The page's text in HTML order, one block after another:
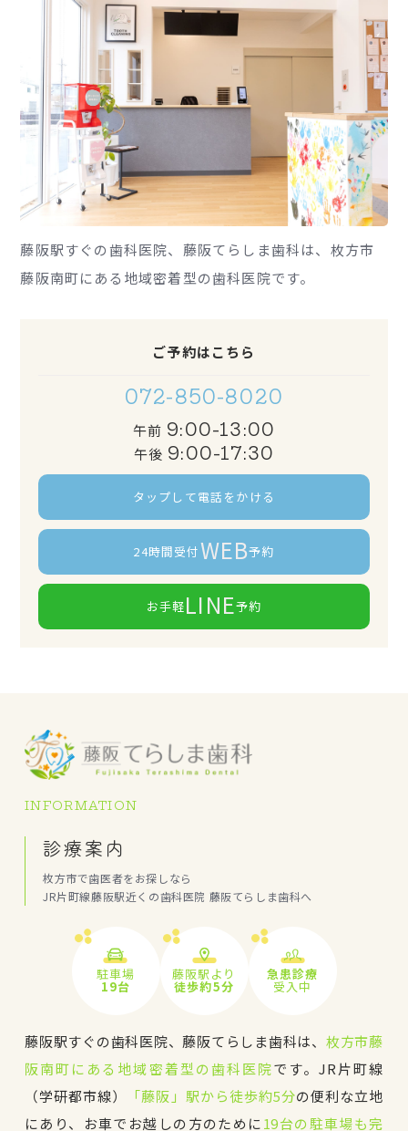
藤阪駅すぐの歯科医院、藤阪てらしま歯科は、枚方市
藤阪南町にある地域密着型の歯科医院です。
ご予約はこちら
072-850-8020
午前 9:00-13:00
午後 9:00-17:30
タップして電話をかける
24時間受付WEB予約
お手軽LINE予約
INFORMATION
診療案内
枚方市で歯医者をお探しなら
JR片町線藤阪駅近くの歯科医院 藤阪てらしま歯科へ
駐車場
19台
藤阪駅より
徒歩約5分
急患診療
受入中
藤阪駅すぐの歯科医院、藤阪てらしま歯科は、 枚方市藤
阪南町にある地域密着型の歯科医院です。JR片町線
（学研都市線）
「藤阪」駅から徒歩約5分の便利な立地
にあり、お車でお越しの方のために19台の駐車場も完